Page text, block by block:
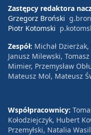
Zastępcy redaktora
Grzegorz Broński
Piotr Kotomski
Zespół: Michał
Janusz Milewski,
Mimier, Przemysław
Mateusz Mol, Mateusz
Współpracownicy:
Kołodziejczyk, Hubert
Przemyłski, Natalia